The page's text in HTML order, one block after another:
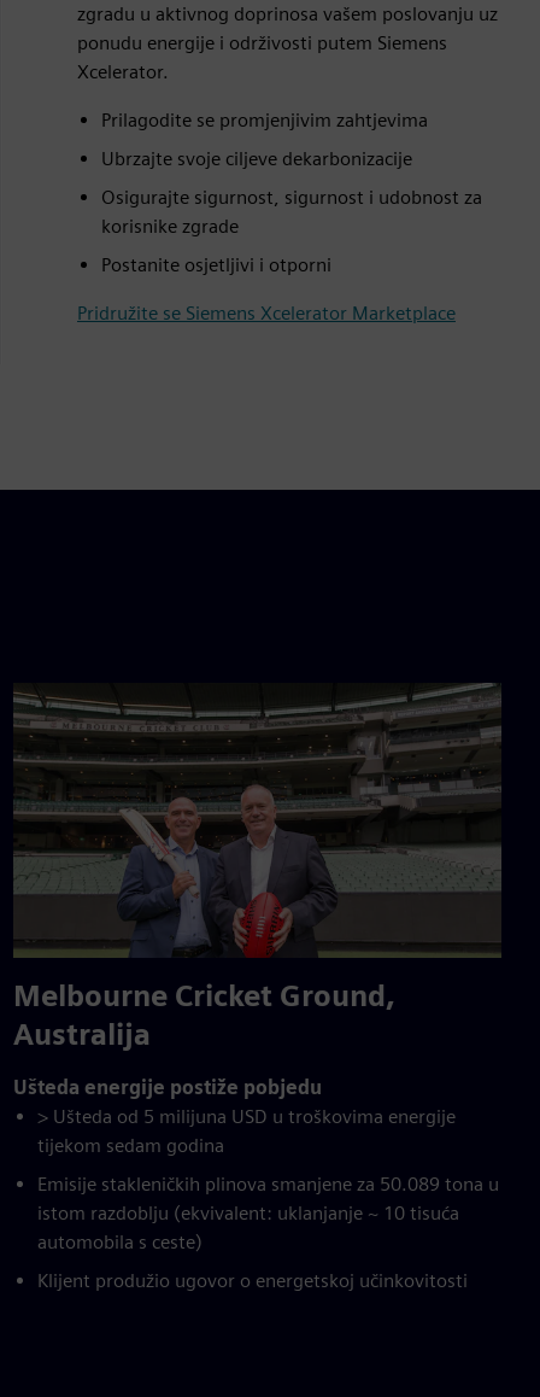
zgradu u aktivnog doprinosa vašem poslovanju uz
ponudu energije i održivosti putem Siemens
Xcelerator.
Prilagodite se promjenjivim zahtjevima
Ubrzajte svoje ciljeve dekarbonizacije
Osigurajte sigurnost, sigurnost i udobnost za
korisnike zgrade
Postanite osjetljivi i otporni
Pridružite se Siemens Xcelerator Marketplace
Melbourne Cricket Ground,
Australija
Ušteda energije postiže pobjedu
> Ušteda od 5 milijuna USD u troškovima energije
tijekom sedam godina
Emisije stakleničkih plinova smanjene za 50.089 tona u
istom razdoblju (ekvivalent: uklanjanje ~ 10 tisuća
automobila s ceste)
Klijent produžio ugovor o energetskoj učinkovitosti